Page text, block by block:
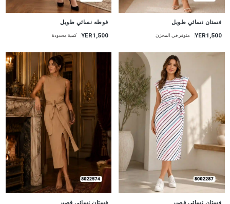
فستان نسائي طويل
YER1,500 متوفر في المخزن
فوطه نسائي طويل
YER1,500 كمية محدودة